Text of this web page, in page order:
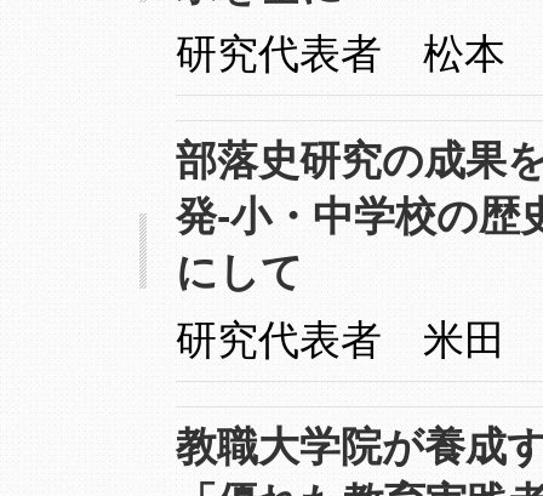
研究代表者 松本
部落史研究の成果
発-小・中学校の歴
にして
研究代表者 米田
教職大学院が養成